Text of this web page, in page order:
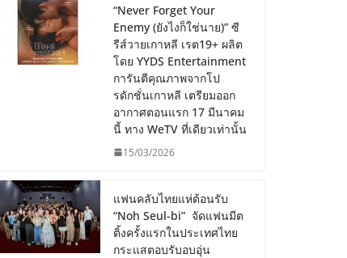
“Never Forget Your
Enemy (ยังไงก็ใช่นาย)” ซี
รีส์วายเกาหลี เรต19+ ผลิต
โดย YYDS Entertainment
การันตีคุณภาพจากโป
รดักชั่นเกาหลี เตรียมออก
อากาศตอนแรก 17 มีนาคม
นี้ ทาง WeTV ที่เดียวเท่านั้น
15/03/2026
แฟนคลับไทยแห่ต้อนรับ
“Noh Seul-bi” จัดแฟนมีต
ติ้งครั้งแรกในประเทศไทย
กระแสตอบรับอบอุ่น